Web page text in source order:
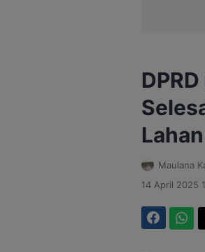
Lahan
Maulana
14 April 2025